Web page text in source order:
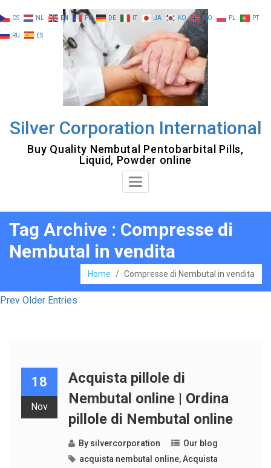
to
content
Silver Corporation International
Buy Quality Nembutal Pentobarbital Pills,
Liquid, Powder online
Toggle
Tag Archive : Compresse di
Nembutal in vendita
Home / Compresse di Nembutal in vendita
Prev Older Entries
18
Nov
Acquista pillole di
Nembutal online | Ordina
pillole di Nembutal online
By silvercorporation
Our blog
acquista nembutal online,Acquista
CS NL EN FR DE IT JA KO NO PL PT
RU ES